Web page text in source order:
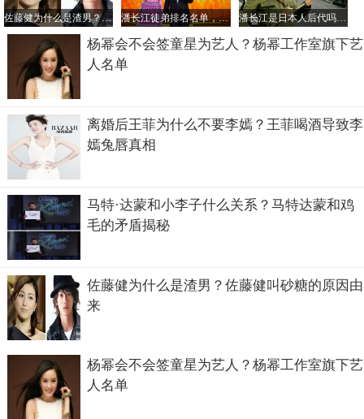
佐藤健为什么是渣男？佐藤健叫砂糖的原因由来 潘长江徒弟排名名单，潘长江是谁的徒弟？ 潘长江是日本人后代吗？潘长江的儿子叫潘朝？
杨幂会不会签童星为艺人？杨幂工作室旗下艺
人名单
离婚后王菲为什么不要李嫣？王菲喝酒导致李
嫣兔唇真相
马特·达蒙和小李子什么关系？马特达蒙和鸡
毛的矛盾揭秘
佐藤健为什么是渣男？佐藤健叫砂糖的原因由
来
杨幂会不会签童星为艺人？杨幂工作室旗下艺
人名单